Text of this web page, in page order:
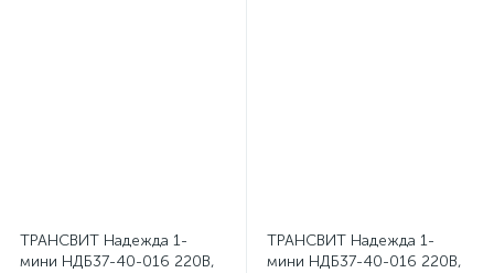
ТРАНСВИТ Надежда 1-
мини НДБ37-40-016 220В,
ТРАНСВИТ Надежда 1-
мини НДБ37-40-016 220В,